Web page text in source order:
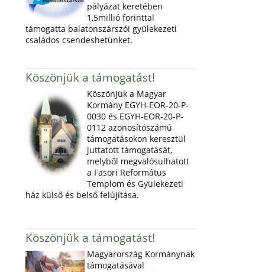
pályázat keretében
1,5millió forinttal
támogatta balatonszárszói gyülekezeti
családos csendeshetünket.
Köszönjük a támogatást!
Köszönjük a Magyar
Kormány EGYH-EOR-20-P-
0030 és EGYH-EOR-20-P-
0112 azonosítószámú
támogatásokon keresztül
juttatott támogatását,
melyből megvalósulhatott
a Fasori Református
Templom és Gyülekezeti
ház külső és belső felújítása.
Köszönjük a támogatást!
Magyarország Kormánynak
támogatásával